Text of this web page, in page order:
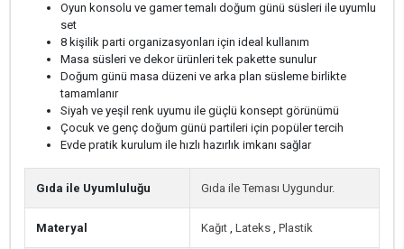
Oyun konsolu ve gamer temalı doğum günü süsleri ile uyumlu
set
8 kişilik parti organizasyonları için ideal kullanım
Masa süsleri ve dekor ürünleri tek pakette sunulur
Doğum günü masa düzeni ve arka plan süsleme birlikte
tamamlanır
Siyah ve yeşil renk uyumu ile güçlü konsept görünümü
Çocuk ve genç doğum günü partileri için popüler tercih
Evde pratik kurulum ile hızlı hazırlık imkanı sağlar
Gıda ile Uyumluluğu Gıda ile Teması Uygundur.
Materyal Kağıt , Lateks , Plastik